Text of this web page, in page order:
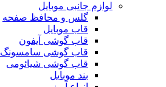
لوازم جانبی موبایل
گلس و محافظ صفحه
قاب موبایل
قاب گوشی آیفون
قاب گوشی سامسونگ
قاب گوشی شیائومی
بند موبایل